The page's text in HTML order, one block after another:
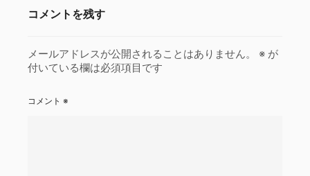
コメントを残す
メールアドレスが公開されることはありません。 ※ が
付いている欄は必須項目です
コメント ※